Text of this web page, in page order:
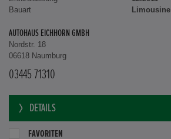
Bauart
Limousine
AUTOHAUS EICHHORN GMBH
Nordstr. 18
06618 Naumburg
03445 71310
DETAILS
FAVORITEN